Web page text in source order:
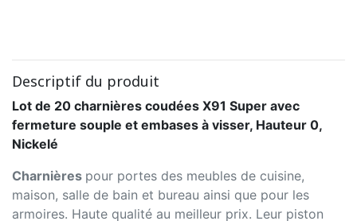
Descriptif du produit
Lot de 20 charnières coudées X91 Super avec
fermeture souple et embases à visser, Hauteur 0,
Nickelé
Charnières pour portes des meubles de cuisine,
maison, salle de bain et bureau ainsi que pour les
armoires. Haute qualité au meilleur prix. Leur piston